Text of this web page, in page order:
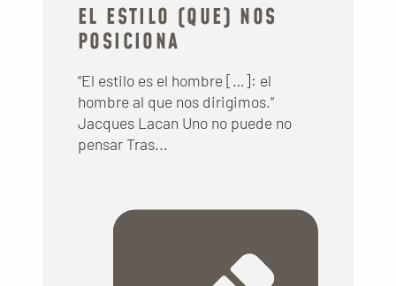
EL ESTILO (QUE) NOS
POSICIONA
“El estilo es el hombre […]: el
hombre al que nos dirigimos.”
Jacques Lacan Uno no puede no
pensar Tras...